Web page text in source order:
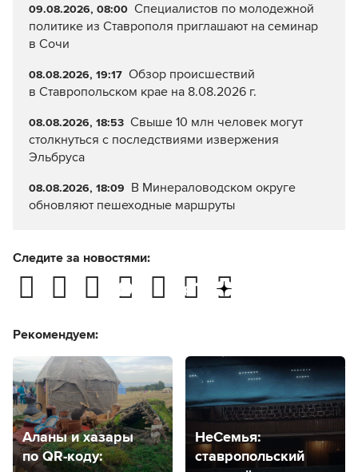
09.08.2026, 08:00 Специалистов по молодежной
политике из Ставрополя приглашают на семинар
в Сочи
08.08.2026, 19:17 Обзор происшествий
в Ставропольском крае на 8.08.2026 г.
08.08.2026, 18:53 Свыше 10 млн человек могут
столкнуться с последствиями извержения
Эльбруса
08.08.2026, 18:09 В Минераловодском округе
обновляют пешеходные маршруты
Следите за новостями:
Рекомендуем:
Аланы и хазары
по QR-коду:
НеСемья:
ставропольский